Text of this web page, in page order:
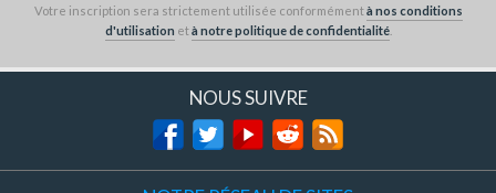
Votre inscription sera strictement utilisée conformémentà nos conditions
d'utilisation età notre politique de confidentialité.
NOUS SUIVRE